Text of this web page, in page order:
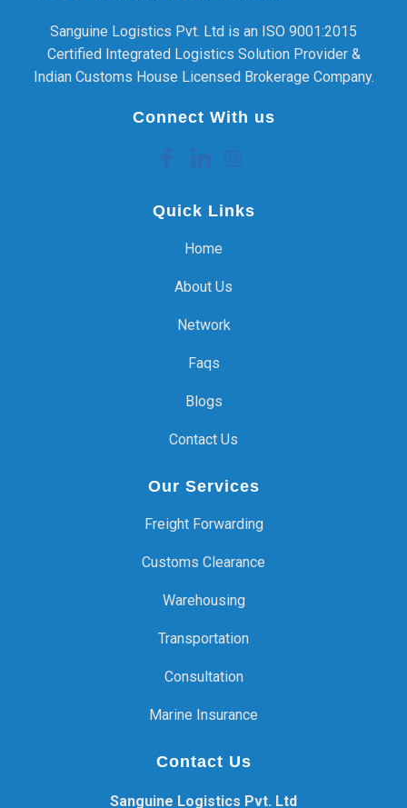
Sanguine Logistics Pvt. Ltd is an ISO 9001:2015
Certified Integrated Logistics Solution Provider &
Indian Customs House Licensed Brokerage Company.
Connect With us
Quick Links
Home
About Us
Network
Faqs
Blogs
Contact Us
Our Services
Freight Forwarding
Customs Clearance
Warehousing
Transportation
Consultation
Marine Insurance
Contact Us
Sanguine Logistics Pvt. Ltd